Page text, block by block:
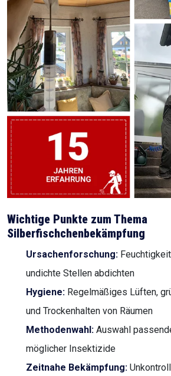
Wichtige Punkte zum Thema
Silberfischchenbekämpfung
Ursachenforschung:
undichte Stellen abdichten
Hygiene: Regelmäßiges Lüften,
und Trockenhalten von Räumen
Methodenwahl: Auswahl
möglicher Insektizide
Zeitnahe Bekämpfung: